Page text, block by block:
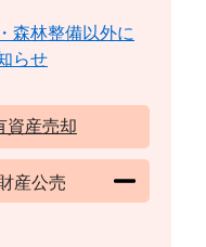
森林整備以外に
らせ
資産売却
産公売